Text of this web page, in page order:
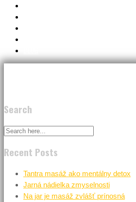
Search
Recent Posts
Tantra masáž ako mentálny detox
Jarná nádielka zmyselnosti
Na jar je masáž zvlášť prínosná